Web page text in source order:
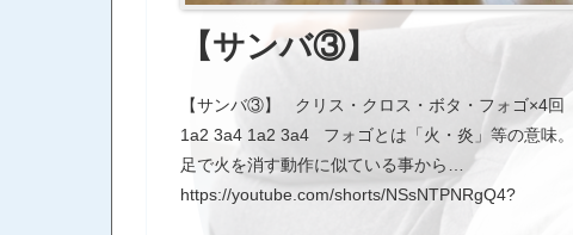
【サンバ③】
【サンバ③】 クリス・クロス・ボタ・フォゴ×4回
1a2 3a4 1a2 3a4 フォゴとは「火・炎」等の意味。
足で火を消す動作に似ている事から…
https://youtube.com/shorts/NSsNTPNRgQ4?